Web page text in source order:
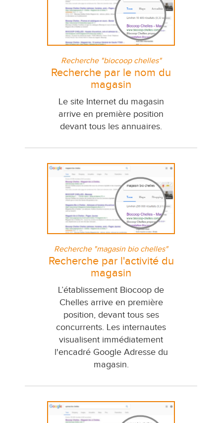
Recherche "biocoop chelles"
Recherche par le nom du
magasin
Le site Internet du magasin
arrive en première position
devant tous les annuaires.
Recherche "magasin bio chelles"
Recherche par l'activité du
magasin
L’établissement Biocoop de
Chelles arrive en première
position, devant tous ses
concurrents. Les internautes
visualisent immédiatement
l'encadré Google Adresse du
magasin.